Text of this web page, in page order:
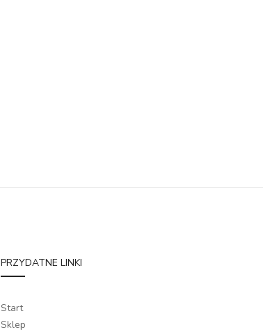
PRZYDATNE LINKI
Start
Sklep